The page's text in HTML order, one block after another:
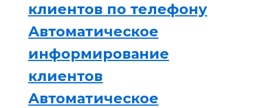
клиентов по телефону
Автоматическое
информирование
клиентов
Автоматическое